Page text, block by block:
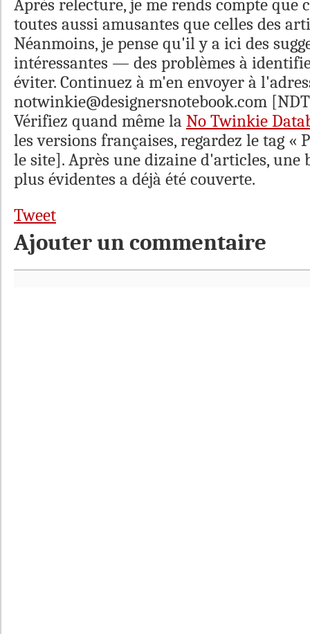
Après relecture, je me rends compte que
toutes aussi amusantes que celles des
Néanmoins, je pense qu'il y a ici des
intéressantes — des problèmes à
éviter. Continuez à m'en envoyer à
notwinkie@designersnotebook.com
Vérifiez quand même la No Twinkie
les versions françaises, regardez le tag «
le site]. Après une dizaine d'articles, une
plus évidentes a déjà été couverte.
Tweet
Ajouter un commentaire